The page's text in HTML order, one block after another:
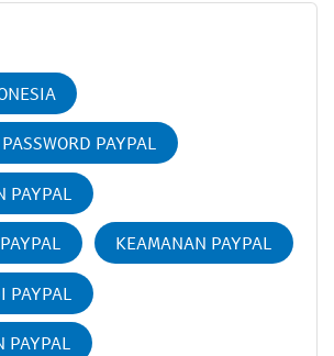
PAYPAL
PAYPAL
KEAMANAN PAYPAL
PAYPAL
PAYPAL